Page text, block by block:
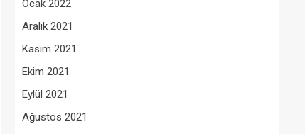
Ocak 2022
Aralık 2021
Kasım 2021
Ekim 2021
Eylül 2021
Ağustos 2021